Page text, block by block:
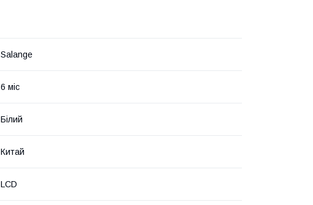
Salange
6 міс
Білий
Китай
LCD